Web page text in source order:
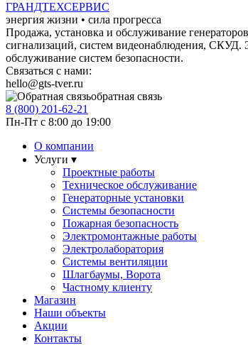
ГРАНДТЕХСЕРВИС
энергия жизни • сила прогресса
Продажа, установка и обслуживание
сигнализаций, систем видеонаблюдения, СКУД.
обслуживание систем безопасности.
Связаться с нами:
hello@gts-tver.ru
обратная связь
8 (800) 201-62-21
Пн-Пт с 8:00 до 19:00
О компании
Услуги ▾
Проектные работы
Техническое обслуживание
Генераторные установки
Системы безопасности
Пожарная безопасность
Электромонтажные работы
Электролаборатория
Системы вентиляции
Шлагбаумы, Ворота
Частному клиенту
Магазин
Наши объекты
Акции
Контакты